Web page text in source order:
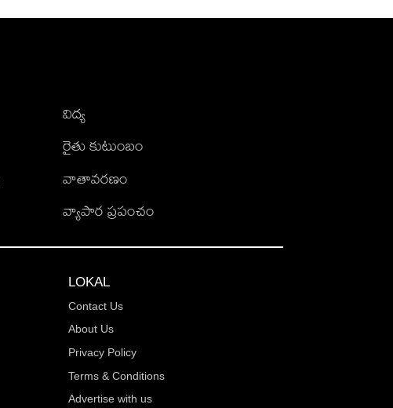
విద్య
రైతు కుటుంబం
వాతావరణం
వ్యాపార ప్రపంచం
LOKAL
Contact Us
About Us
Privacy Policy
Terms & Conditions
Advertise with us